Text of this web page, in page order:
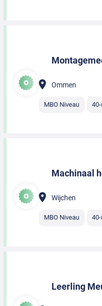
Ommen
MBO Niveau
Machinaal
Wijchen
MBO Niveau
Leerling